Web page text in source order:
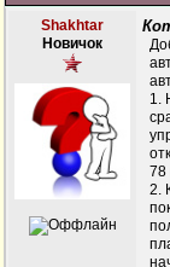
Shakhtar
Новичок
1.
78
2.